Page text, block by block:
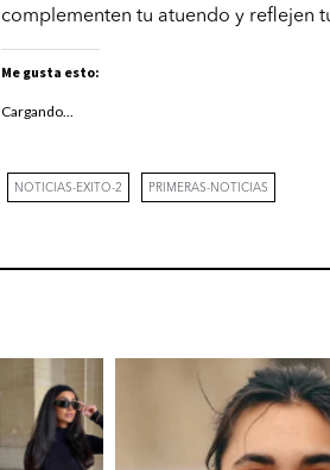
complementen tu atuendo y reflejen
Me gusta esto:
Cargando...
NOTICIAS-EXITO-2 PRIMERAS-NOTICIAS